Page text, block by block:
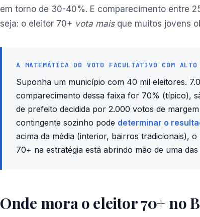
em torno de 30-40%. E comparecimento entre
seja: o eleitor 70+ vota maisque muitos jovens
A MATEMÁTICA DO VOTO FACULTATIVO COM ALTO
Suponha um município com 40 mil eleitores.
comparecimento dessa faixa for 70% (típico),
de prefeito decidida por 2.000 votos de
contingente sozinho pode determinar o
acima da média (interior, bairros tradicionais),
70+ na estratégia está abrindo mão de uma
Onde mora o eleitor 70+ no